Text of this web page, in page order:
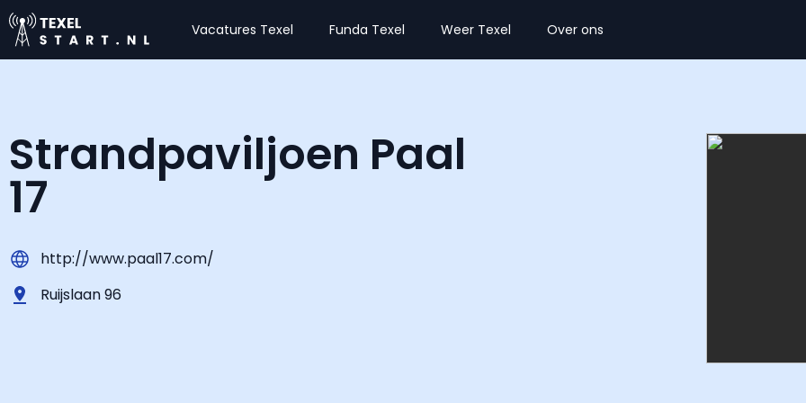
Vacatures Texel Funda Texel Weer Texel Over ons
Strandpaviljoen Paal
17
http://www.paal17.com/
Ruijslaan 96